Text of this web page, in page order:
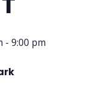
- 9:00 pm